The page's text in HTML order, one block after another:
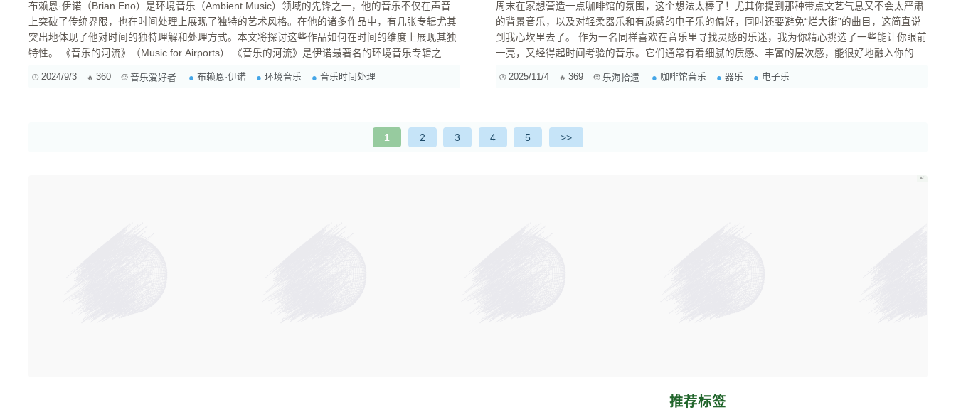
布赖恩·伊诺（Brian Eno）是环境音乐（Ambient Music）领域的先锋之一，他的音乐不仅在声音
上突破了传统界限，也在时间处理上展现了独特的艺术风格。在他的诸多作品中，有几张专辑尤其
突出地体现了他对时间的独特理解和处理方式。本文将探讨这些作品如何在时间的维度上展现其独
特性。 《音乐的河流》（Music for Airports） 《音乐的河流》是伊诺最著名的环境音乐专辑之
使用了时间延续和循环的技巧，通过不断重复的音轨和渐...
2024/9/3 360 音乐爱好者 布赖恩·伊诺 环境音乐 音乐时间处理
周末在家想营造一点咖啡馆的氛围，这个想法太棒了！尤其你提到那种带点文艺气息又不会太严肃
的背景音乐，以及对轻柔器乐和有质感的电子乐的偏好，同时还要避免“烂大街”的曲目，这简直说
到我心坎里去了。 作为一名同样喜欢在音乐里寻找灵感的乐迷，我为你精心挑选了一些能让你眼前
一亮，又经得起时间考验的音乐。它们通常有着细腻的质感、丰富的层次感，能很好地融入你的居
器乐演奏为主，常常以钢琴、弦乐、合成器为核心，营造出一种沉浸式的听感，既能作为背景，也
2025/11/4 369 乐海拾遗 咖啡馆音乐 器乐 电子乐
1 2 3 4 5 >>
推荐标签